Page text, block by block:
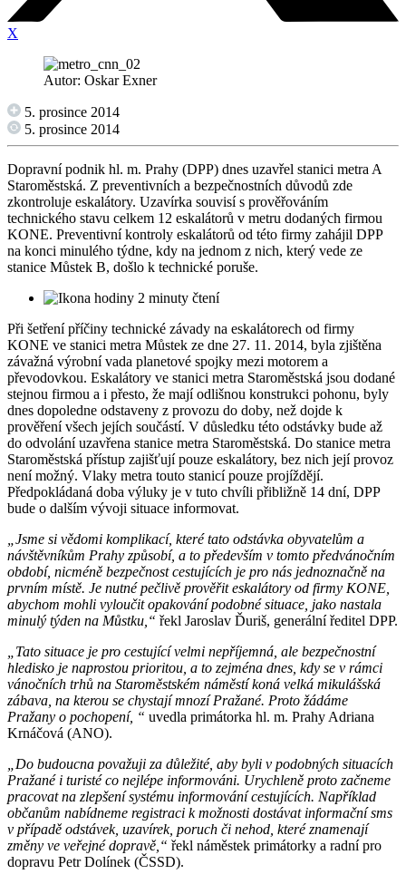
X
Autor: Oskar Exner
5. prosince 2014
5. prosince 2014
Dopravní podnik hl. m. Prahy (DPP) dnes uzavřel stanici metra A
Staroměstská. Z preventivních a bezpečnostních důvodů zde
zkontroluje eskalátory. Uzavírka souvisí s prověřováním
technického stavu celkem 12 eskalátorů v metru dodaných firmou
KONE. Preventivní kontroly eskalátorů od této firmy zahájil DPP
na konci minulého týdne, kdy na jednom z nich, který vede ze
stanice Můstek B, došlo k technické poruše.
2 minuty čtení
Při šetření příčiny technické závady na eskalátorech od firmy
KONE ve stanici metra Můstek ze dne 27. 11. 2014, byla zjištěna
závažná výrobní vada planetové spojky mezi motorem a
převodovkou. Eskalátory ve stanici metra Staroměstská jsou dodané
stejnou firmou a i přesto, že mají odlišnou konstrukci pohonu, byly
dnes dopoledne odstaveny z provozu do doby, než dojde k
prověření všech jejích součástí. V důsledku této odstávky bude až
do odvolání uzavřena stanice metra Staroměstská. Do stanice metra
Staroměstská přístup zajišťují pouze eskalátory, bez nich její provoz
není možný. Vlaky metra touto stanicí pouze projíždějí.
Předpokládaná doba výluky je v tuto chvíli přibližně 14 dní, DPP
bude o dalším vývoji situace informovat.
„Jsme si vědomi komplikací, které tato odstávka obyvatelům a
návštěvníkům Prahy způsobí, a to především v tomto předvánočním
období, nicméně bezpečnost cestujících je pro nás jednoznačně na
prvním místě. Je nutné pečlivě prověřit eskalátory od firmy KONE,
abychom mohli vyloučit opakování podobné situace, jako nastala
minulý týden na Můstku,“ řekl Jaroslav Ďuriš, generální ředitel DPP.
„Tato situace je pro cestující velmi nepříjemná, ale bezpečnostní
hledisko je naprostou prioritou, a to zejména dnes, kdy se v rámci
vánočních trhů na Staroměstském náměstí koná velká mikulášská
zábava, na kterou se chystají mnozí Pražané. Proto žádáme
Pražany o pochopení, “ uvedla primátorka hl. m. Prahy Adriana
Krnáčová (ANO).
„Do budoucna považuji za důležité, aby byli v podobných situacích
Pražané i turisté co nejlépe informováni. Urychleně proto začneme
pracovat na zlepšení systému informování cestujících. Například
občanům nabídneme registraci k možnosti dostávat informační sms
v případě odstávek, uzavírek, poruch či nehod, které znamenají
změny ve veřejné dopravě,“ řekl náměstek primátorky a radní pro
dopravu Petr Dolínek (ČSSD).